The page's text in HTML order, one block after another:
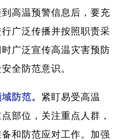
高温预警信息后，要充
广泛传播并按照职责采
广泛宣传高温灾害预防
全防范意识。
防范。 紧盯易受高温
部位，关注重点人群，
和防范应对工作。加强